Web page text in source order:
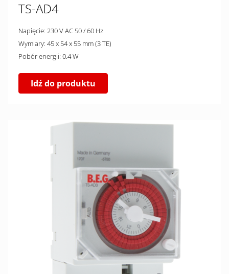
TS-AD4
Napięcie: 230 V AC 50 / 60 Hz
Wymiary: 45 x 54 x 55 mm (3 TE)
Pobór energii: 0.4 W
Idź do produktu